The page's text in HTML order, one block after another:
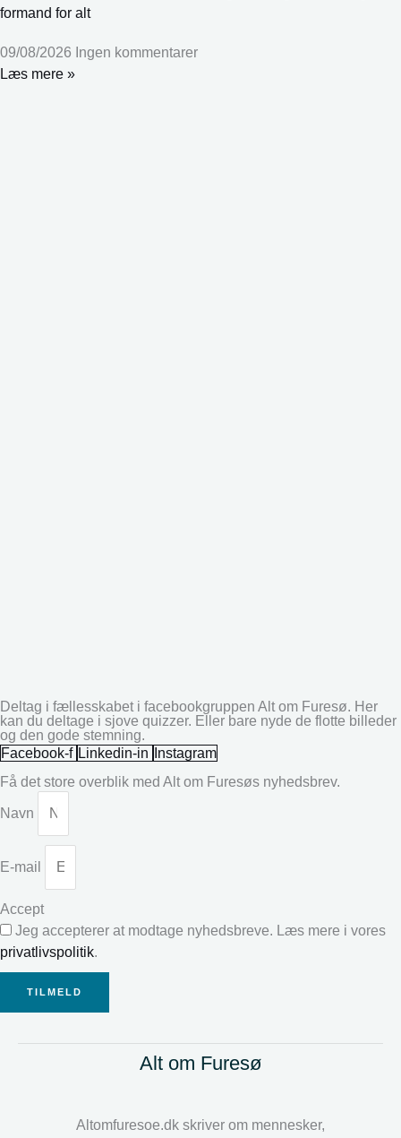
formand for alt
09/08/2026 Ingen kommentarer
Læs mere »
Deltag i fællesskabet i facebookgruppen Alt om Furesø. Her
kan du deltage i sjove quizzer. Eller bare nyde de flotte billeder
og den gode stemning.
Facebook-f Linkedin-in
Instagram
Få det store overblik med Alt om Furesøs nyhedsbrev.
Navn
E-mail
Accept
Jeg accepterer at modtage nyhedsbreve. Læs mere i vores
privatlivspolitik.
TILMELD
Alt om Furesø
Altomfuresoe.dk skriver om mennesker,